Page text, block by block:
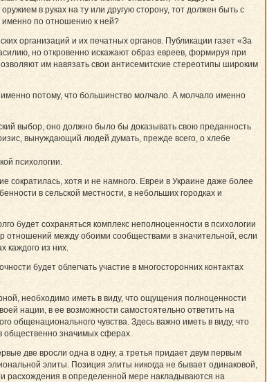
в руках на ту или другую сторону, тот должен быть с
именно по отношению к ней?
организаций и их печатных органов. Публикации газет «За
но откровенно искажают образ евреев, формируя при
им навязать свои антисемитские стереотипы широким
потому, что большинство молчало. А молчало именно
выбор, оно должно было бы доказывать свою преданность
вынуждающий людей думать, прежде всего, о хлебе
психологии.
сократилась, хотя и не намного. Евреи в Украине даже более
в сельской местности, в небольших городках и
будет сохраняться комплекс неполноценности в психологии
отношений между обоими сообществами в значительной, если
каждого из них.
будет облегчать участие в многосторонних контактах
необходимо иметь в виду, что ощущения полноценности
нации, в ее возможности самостоятельно ответить на
общенационального чувства. Здесь важно иметь в виду, что
общественно значимых сферах.
две вросли одна в одну, а третья придает двум первым
элиты. Позиция элиты никогда не бывает одинаковой,
расхождения в определенной мере накладываются на